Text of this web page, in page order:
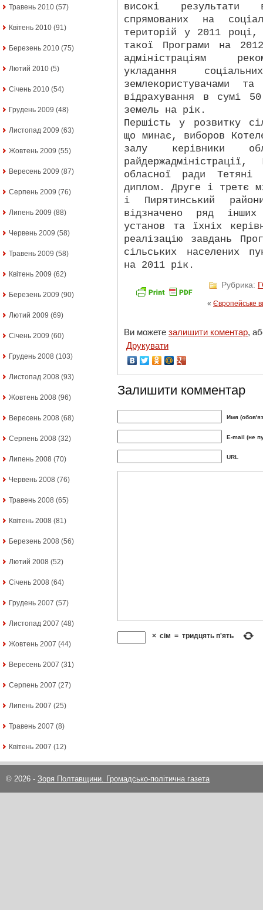
Травень 2010 (57)
Квітень 2010 (91)
Березень 2010 (75)
Лютий 2010 (5)
Січень 2010 (54)
Грудень 2009 (48)
Листопад 2009 (63)
Жовтень 2009 (55)
Вересень 2009 (87)
Серпень 2009 (76)
Липень 2009 (88)
Червень 2009 (58)
Травень 2009 (58)
Квітень 2009 (62)
Березень 2009 (90)
Лютий 2009 (69)
Січень 2009 (60)
Грудень 2008 (103)
Листопад 2008 (93)
Жовтень 2008 (96)
Вересень 2008 (68)
Серпень 2008 (32)
Липень 2008 (70)
Червень 2008 (76)
Травень 2008 (65)
Квітень 2008 (81)
Березень 2008 (56)
Лютий 2008 (52)
Січень 2008 (64)
Грудень 2007 (57)
Листопад 2007 (48)
Жовтень 2007 (44)
Вересень 2007 (31)
Серпень 2007 (27)
Липень 2007 (25)
Травень 2007 (8)
Квітень 2007 (12)
високі результати
спрямованих на
територій у 2011 році,
такої Програми на
адміністраціям
укладання
землекористувачами
відрахування в сумі
земель на рік.
Першість у розвитку
що минає, виборов
залу керівники
обласної ради
диплом. Друге і третє
і Пирятинський
відзначено ряд
установ та їхніх
реалізацію завдань
сільських населених
на 2011 рік.
Рубрика:
« Європейське
Ви можете залишити коментар,
Друкувати
Залишити комментар
Имя
E-mail (не
URL
× сім = тридцять п'ять
© 2026 - Зоря Полтавщини. Громадсько-політична газета